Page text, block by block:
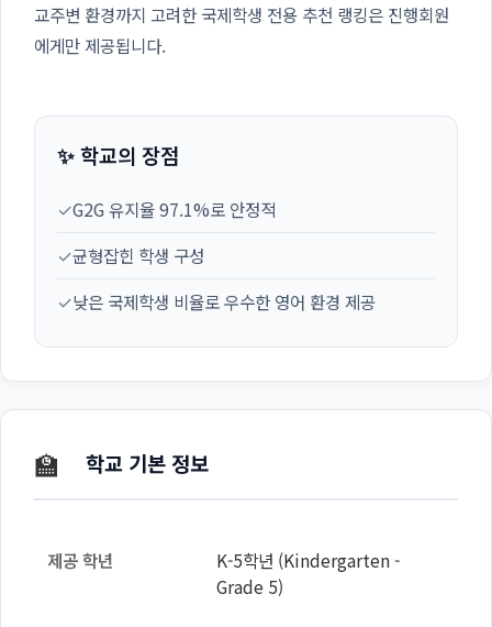
교주변 환경까지 고려한 국제학생 전용 추천 랭킹은 진행회원
에게만 제공됩니다.
✨ 학교의 장점
✓G2G 유지율 97.1%로 안정적
✓균형잡힌 학생 구성
✓낮은 국제학생 비율로 우수한 영어 환경 제공
🏫 학교 기본 정보
제공 학년
K-5학년 (Kindergarten -
Grade 5)